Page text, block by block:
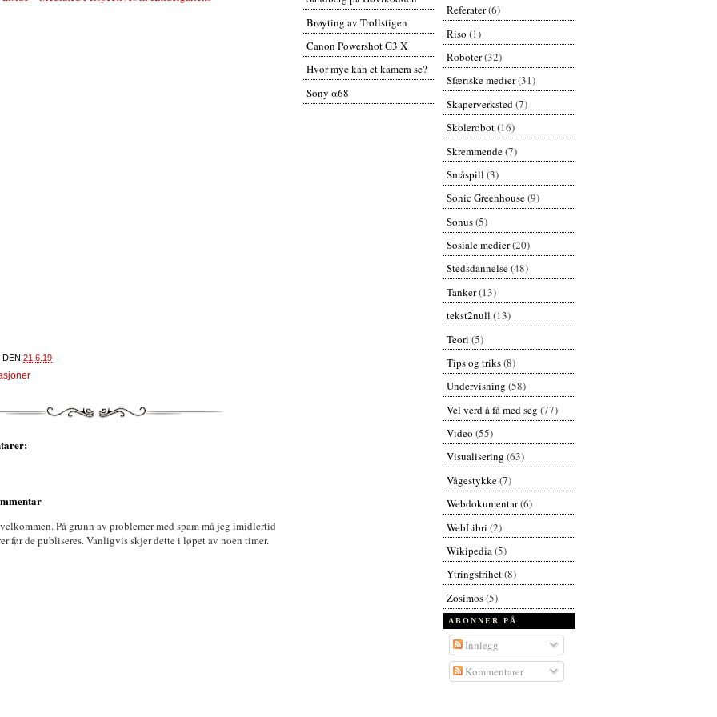
DEN 21.6.19
På grunn av problemer med spam må jeg imidlertid
før de publiseres. Vanligvis skjer dette i løpet av noen timer.
Brøyting av Trollstigen
Canon Powershot G3 X
Hvor mye kan et kamera se?
Sony α68
Referater(6)
Riso (1)
Roboter(32)
Sfæriske medier(31)
Skaperverksted(7)
Skolerobot(16)
Skremmende(7)
Småspill (3)
Sonic Greenhouse(9)
Sonus(5)
Sosiale medier(20)
Stedsdannelse(48)
Tanker(13)
tekst2null (13)
Teori (5)
Tips og triks(8)
Undervisning (58)
Vel verd å få med seg (77)
Video (55)
Visualisering (63)
Vågestykke(7)
Webdokumentar(6)
WebLibri (2)
Wikipedia(5)
Ytringsfrihet(8)
Zosimos(5)
ABONNER PÅ
Innlegg
Kommentarer